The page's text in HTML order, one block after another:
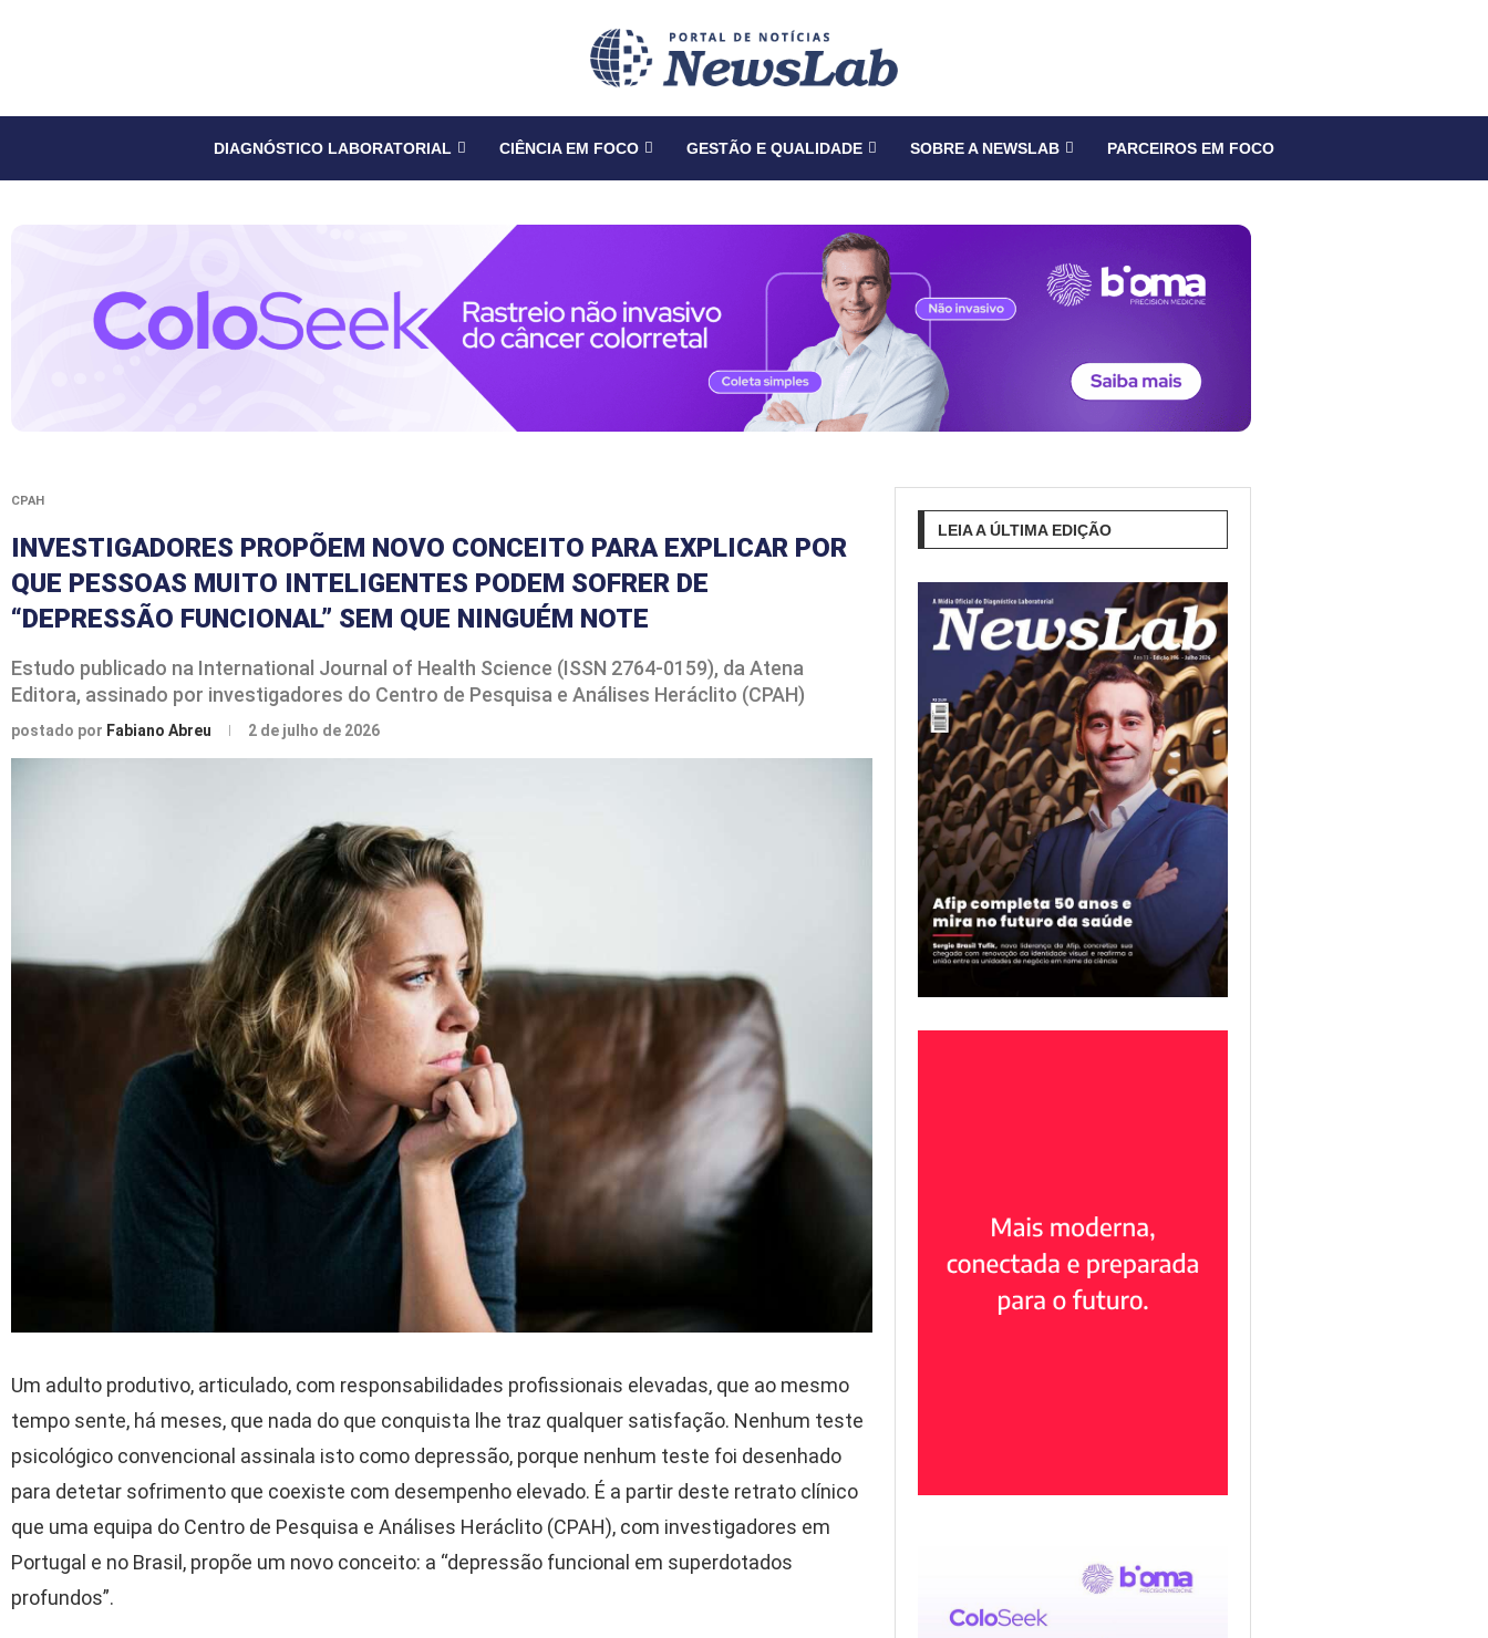
DIAGNÓSTICO LABORATORIAL CIÊNCIA EM FOCO GESTÃO E QUALIDADE SOBRE A NEWSLAB PARCEIROS EM FOCO
CPAH
INVESTIGADORES PROPÕEM NOVO CONCEITO PARA EXPLICAR POR
QUE PESSOAS MUITO INTELIGENTES PODEM SOFRER DE
“DEPRESSÃO FUNCIONAL” SEM QUE NINGUÉM NOTE
Estudo publicado na International Journal of Health Science (ISSN 2764-0159), da Atena
Editora, assinado por investigadores do Centro de Pesquisa e Análises Heráclito (CPAH)
postado por Fabiano Abreu 2 de julho de 2026
Um adulto produtivo, articulado, com responsabilidades profissionais elevadas, que ao mesmo
tempo sente, há meses, que nada do que conquista lhe traz qualquer satisfação. Nenhum teste
psicológico convencional assinala isto como depressão, porque nenhum teste foi desenhado
para detetar sofrimento que coexiste com desempenho elevado. É a partir deste retrato clínico
que uma equipa do Centro de Pesquisa e Análises Heráclito (CPAH), com investigadores em
Portugal e no Brasil, propõe um novo conceito: a “depressão funcional em superdotados
profundos”.
LEIA A ÚLTIMA EDIÇÃO